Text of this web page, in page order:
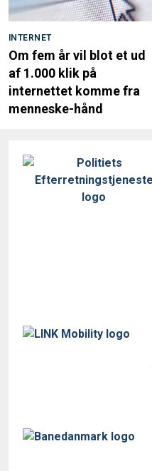
INTERNET
Om fem år vil blot et ud
af 1.000 klik på
internettet komme fra
menneske-hånd